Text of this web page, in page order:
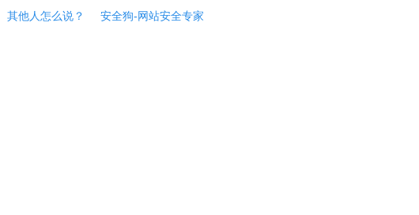
其他人怎么说？ 安全狗-网站安全专家